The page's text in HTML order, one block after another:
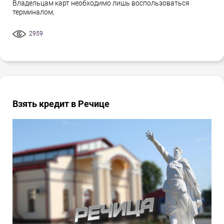
Владельцам карт необходимо лишь воспользоваться
терминалом,
2959
Взять кредит в Речице